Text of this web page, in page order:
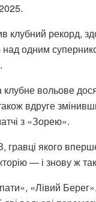
клубний рекорд,
над одним
вольове
вдруге
з «Зорею».
гравці якого
— і знову ж
«Лівий